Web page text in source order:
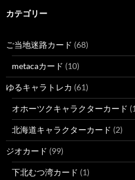
カテゴリー
ご当地迷路カード (68)
metacaカード (10)
ゆるキャラトレカ (61)
オホーツクキャラクターカード
北海道キャラクターカード (2)
ジオカード (99)
下北むつ湾カード (1)